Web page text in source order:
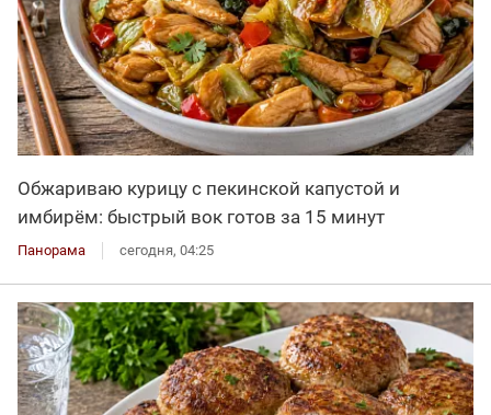
Обжариваю курицу с пекинской капустой и
имбирём: быстрый вок готов за 15 минут
Панорама сегодня, 04:25